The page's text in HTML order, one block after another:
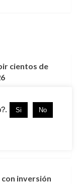
cientos de
inversión
Si No